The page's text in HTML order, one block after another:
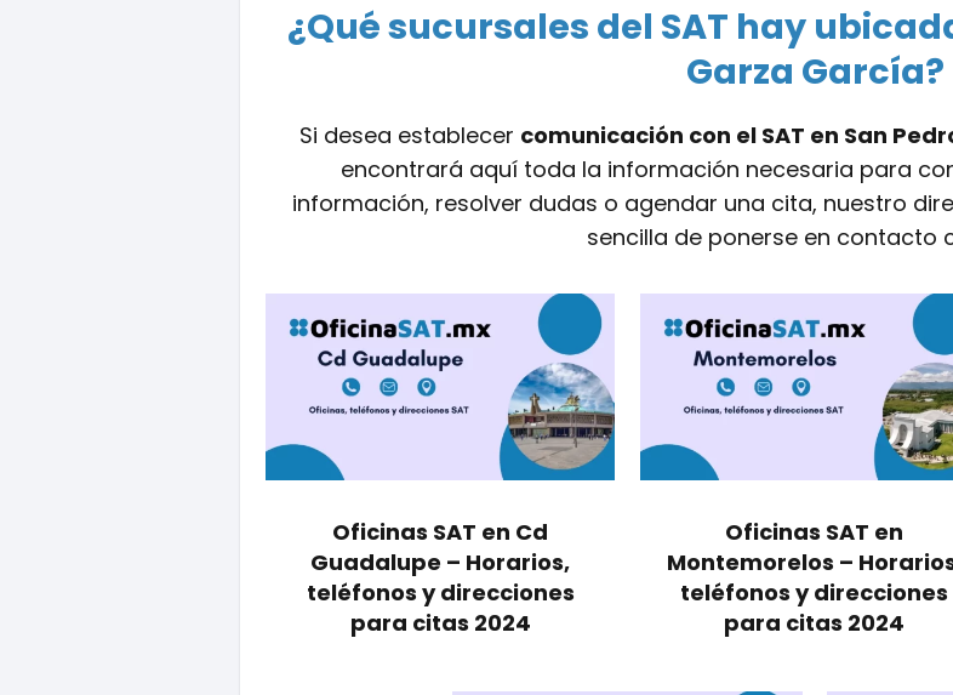
¿Qué sucursales del SAT hay
Garza García?
Si desea establecer comunicación con el SAT en San
encontrará aquí toda la información necesaria para
información, resolver dudas o agendar una cita, nuestro
sencilla de ponerse en contacto
Oficinas SAT en Cd
Guadalupe – Horarios,
teléfonos y direcciones
para citas 2024
Oficinas SAT en
Montemorelos –
teléfonos y direcciones
para citas 2024